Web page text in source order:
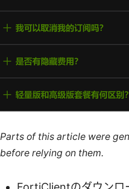
Parts of this article were
before relying on them.